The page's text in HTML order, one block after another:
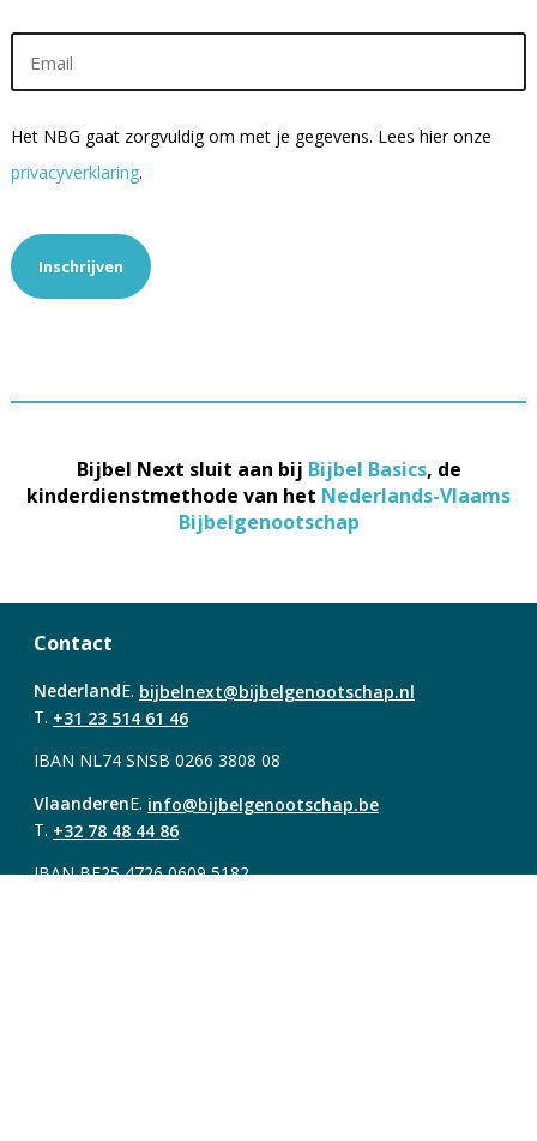
Email
(Vereist)
Het NBG gaat zorgvuldig om met je gegevens. Lees hier onze
privacyverklaring.
Bijbel Next sluit aan bij Bijbel Basics, de
kinderdienstmethode van het Nederlands-Vlaams
Bijbelgenootschap
Contact
NederlandE. bijbelnext@bijbelgenootschap.nl
T. +31 23 514 61 46
IBAN NL74 SNSB 0266 3808 08
VlaanderenE. info@bijbelgenootschap.be
T. +32 78 48 44 86
IBAN BE25 4726 0609 5182